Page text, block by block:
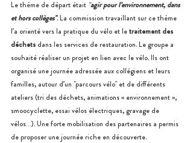
Le thème de départ était "agir pour l’environnement, dans
et hors collèges". La commission travaillant sur ce thème
l’a orienté vers la pratique du vélo et le traitement des
déchets dans les services de restauration. Le groupe a
souhaité réaliser un projet en lien avec le vélo. Ils ont
organisé une journée adressée aux collégiens et leurs
familles, autour d’un "parcours vélo" et de différents
ateliers (tri des déchets, animations « environnement »,
smoocyclette, essai vélos électriques, gravage de
vélos…). Une forte mobilisation des partenaires a permis
de proposer une journée riche en découverte.